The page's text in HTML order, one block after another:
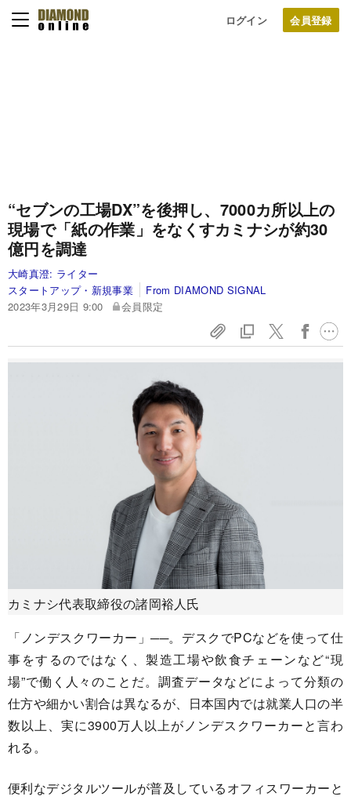
ログイン
“セブンの工場DX”を後押し、7000カ所以上の
現場で「紙の作業」をなくすカミナシが約30
億円を調達
大崎真澄: ライター
スタートアップ・新規事業
From DIAMOND SIGNAL
2023年3月29日 9:00
会員限定
カミナシ代表取締役の諸岡裕人氏
「ノンデスクワーカー」──。デスクでPCなどを使って仕
事をするのではなく、製造工場や飲食チェーンなど“現
場”で働く人々のことだ。調査データなどによって分類の
仕方や細かい割合は異なるが、日本国内では就業人口の半
数以上、実に3900万人以上がノンデスクワーカーと言わ
れる。
便利なデジタルツールが普及しているオフィスワーカーと